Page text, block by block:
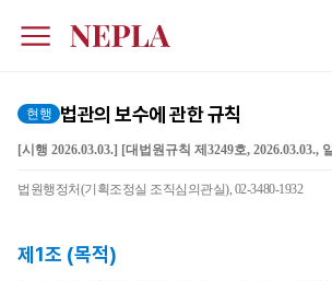
현행 법관의 보수에 관한 규칙
[시행 2026.03.03.] [대법원규칙 제3249호, 2026.03.03.,
법원행정처(기획조정실 조직심의관실), 02-3480-1932
제1조 (목적)